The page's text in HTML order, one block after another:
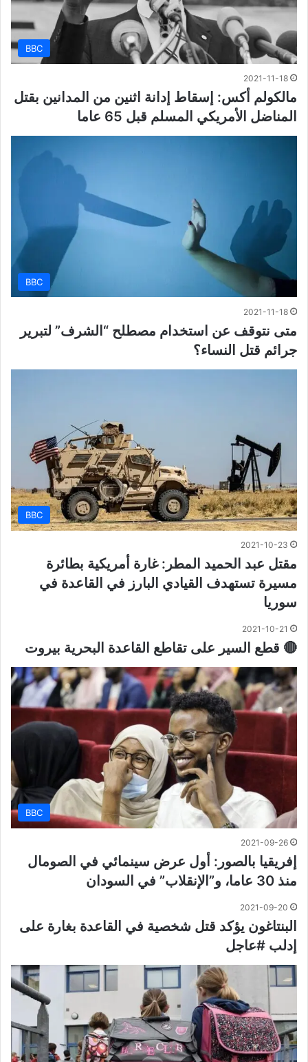
BBC
2021-11-18
مالكولم أكس: إسقاط إدانة اثنين من المدانين بقتل
المناضل الأمريكي المسلم قبل 65 عاما
BBC
2021-11-18
متى نتوقف عن استخدام مصطلح “الشرف” لتبرير
جرائم قتل النساء؟
BBC
2021-10-23
مقتل عبد الحميد المطر: غارة أمريكية بطائرة
مسيرة تستهدف القيادي البارز في القاعدة في
سوريا
2021-10-21
🔴 قطع السير على تقاطع القاعدة البحرية بيروت
BBC
2021-09-26
إفريقيا بالصور: أول عرض سينمائي في الصومال
منذ 30 عاما، و”الإنقلاب” في السودان
2021-09-20
البنتاغون يؤكد قتل شخصية في القاعدة بغارة على
إدلب #عاجل